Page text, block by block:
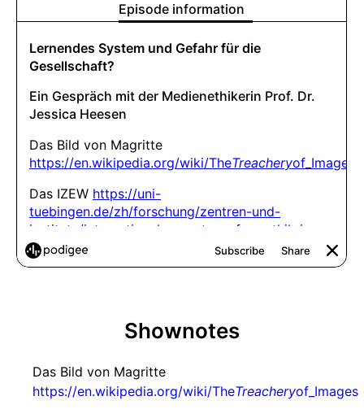
Shownotes
Das Bild von Magritte
https://en.wikipedia.org/wiki/TheTreacheryof_Images